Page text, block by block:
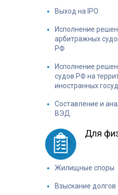
Выход на IPO
Исполнение
арбитражных
РФ
Исполнение
судов РФ на
иностранных
Составление и
ВЭД
Для
Жилищные споры
Взыскание долгов